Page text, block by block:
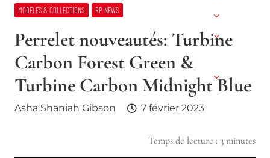
MODELES & COLLECTIONS RP NEWS
Perrelet nouveautés: Turbine
Carbon Forest Green &
Turbine Carbon Midnight Blue
Asha Shaniah Gibson 7 février 2023
Temps de lecture : 3 minutes